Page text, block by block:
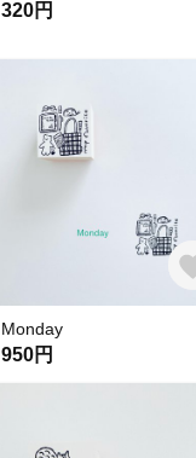
320円
Monday
950円